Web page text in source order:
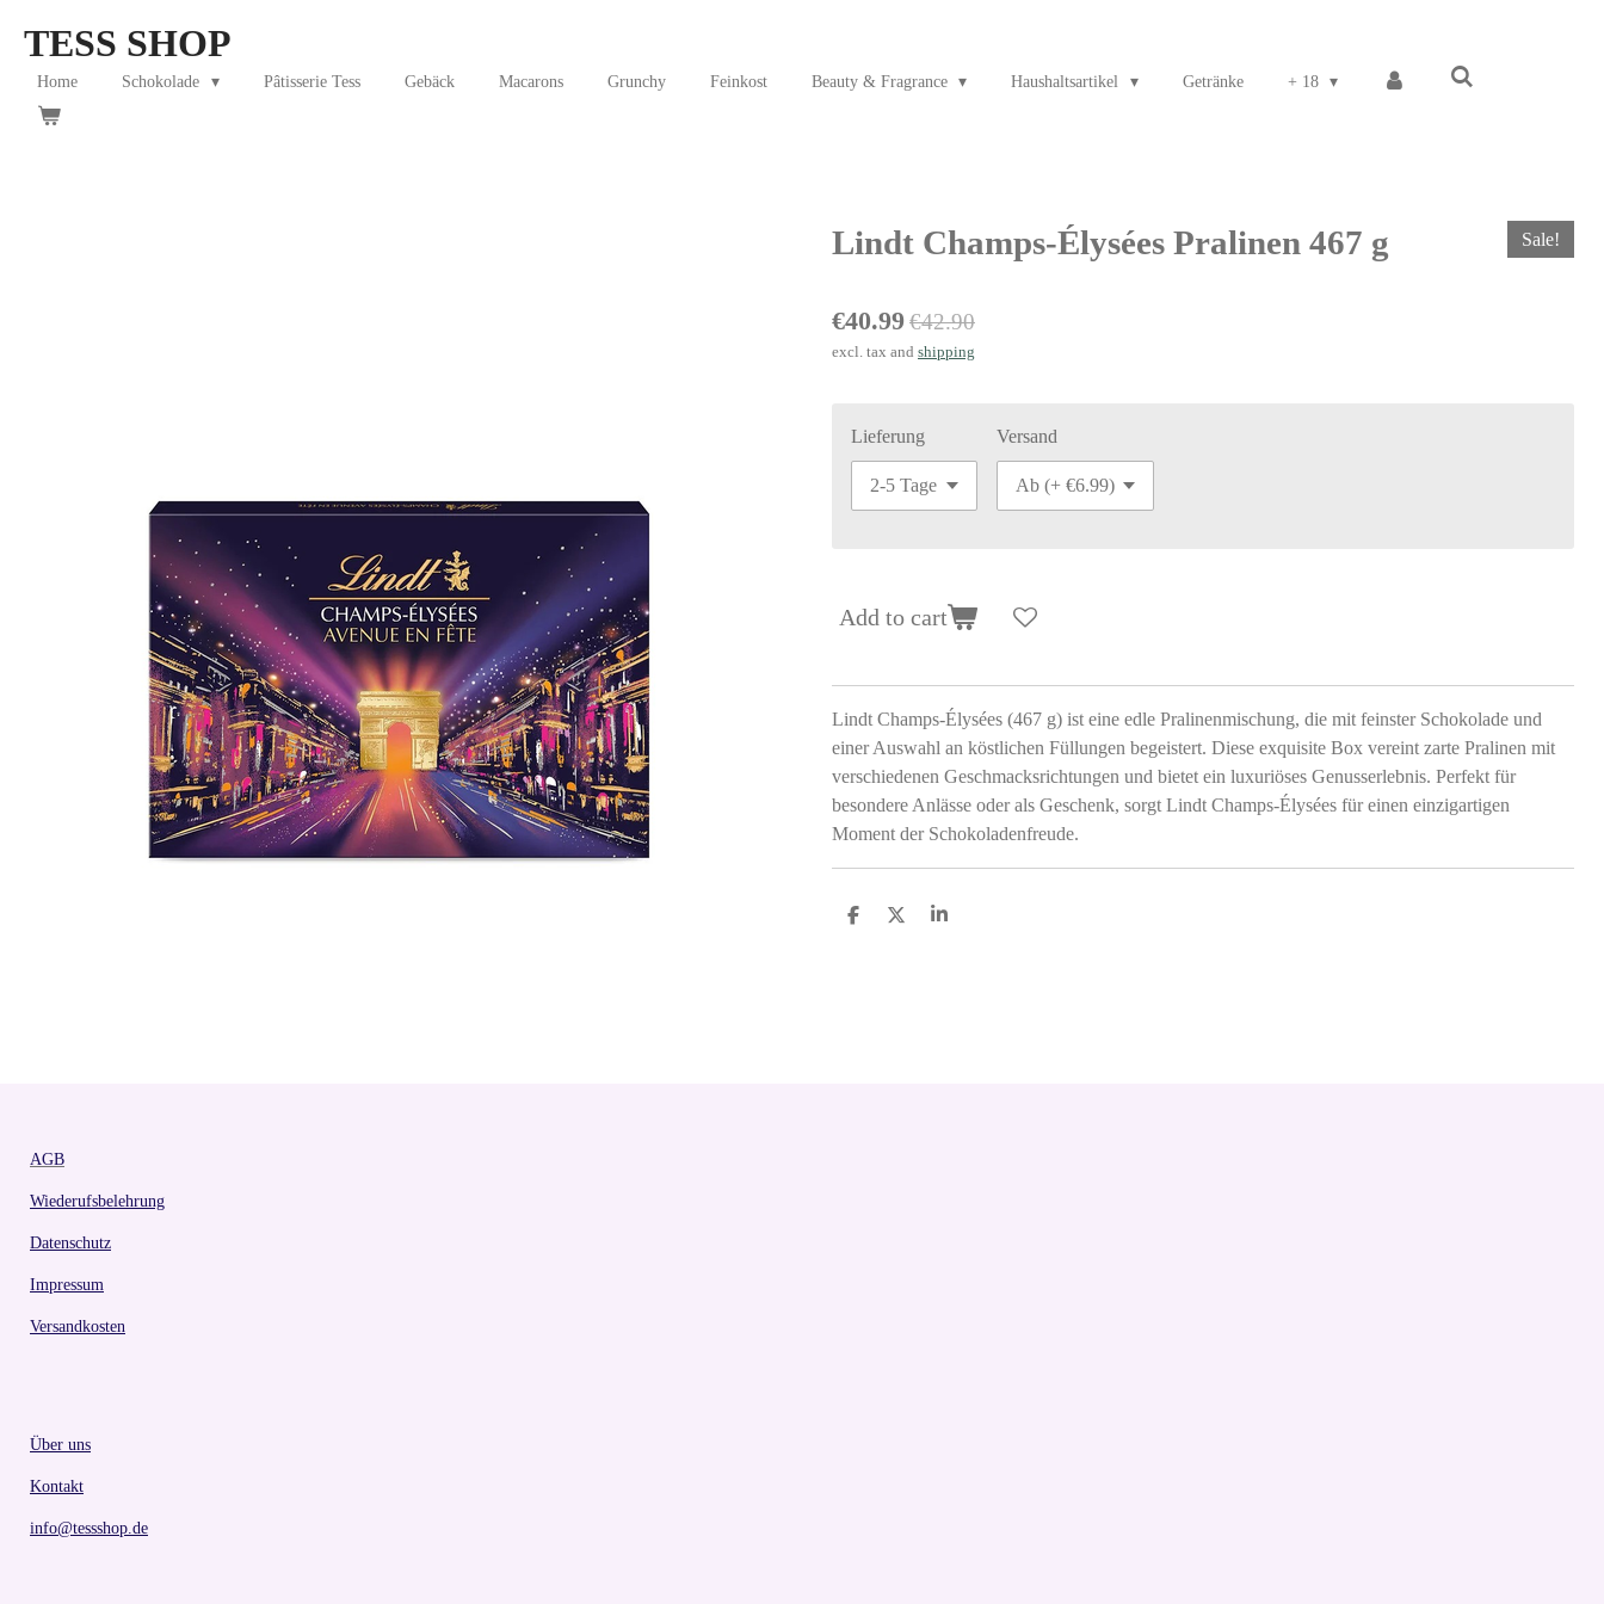
main
content
TESS SHOP
Home Schokolade Pâtisserie Tess Gebäck Macarons Grunchy Feinkost Beauty & Fragrance Haushaltsartikel Getränke + 18
Lindt Champs-Élysées Pralinen 467 g Sale!
€40.99€42.90
excl. tax and shipping
Lieferung Versand
Add to cart
Lindt Champs-Élysées (467 g) ist eine edle Pralinenmischung, die mit feinster Schokolade und
einer Auswahl an köstlichen Füllungen begeistert. Diese exquisite Box vereint zarte Pralinen mit
verschiedenen Geschmacksrichtungen und bietet ein luxuriöses Genusserlebnis. Perfekt für
besondere Anlässe oder als Geschenk, sorgt Lindt Champs-Élysées für einen einzigartigen
Moment der Schokoladenfreude.
S
S
S
AGB
Wiederufsbelehrung
Datenschutz
Impressum
Versandkosten
Über uns
Kontakt
info@tessshop.de